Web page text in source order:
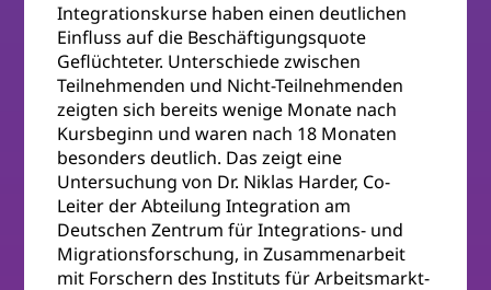
Integrationskurse haben einen deutlichen
Einfluss auf die Beschäftigungsquote
Geflüchteter. Unterschiede zwischen
Teilnehmenden und Nicht-Teilnehmenden
zeigten sich bereits wenige Monate nach
Kursbeginn und waren nach 18 Monaten
besonders deutlich. Das zeigt eine
Untersuchung von Dr. Niklas Harder, Co-
Leiter der Abteilung Integration am
Deutschen Zentrum für Integrations- und
Migrationsforschung, in Zusammenarbeit
mit Forschern des Instituts für Arbeitsmarkt-